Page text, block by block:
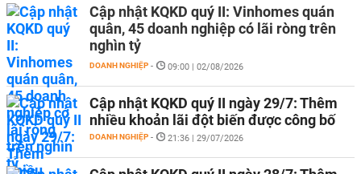
Cập nhật KQKD quý II: Vinhomes quán
quân, 45 doanh nghiệp có lãi ròng trên
nghìn tỷ
DOANH NGHIỆP - 09:00 | 02/08/2026
Cập nhật KQKD quý II ngày 29/7: Thêm
nhiều khoản lãi đột biến được công bố
DOANH NGHIỆP - 21:36 | 29/07/2026